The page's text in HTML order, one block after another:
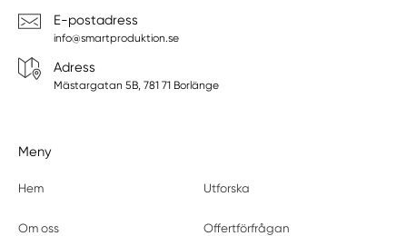
E-postadress
info@smartproduktion.se
Adress
Mästargatan 5B, 781 71 Borlänge
Meny
Hem Utforska
Om oss Offertförfrågan